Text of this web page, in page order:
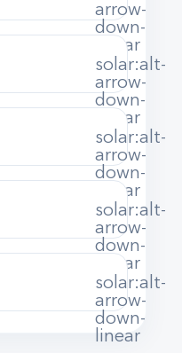
arrow-
down-
linear
solar:alt-
arrow-
down-
linear
solar:alt-
arrow-
down-
linear
solar:alt-
arrow-
down-
linear
solar:alt-
arrow-
down-
linear